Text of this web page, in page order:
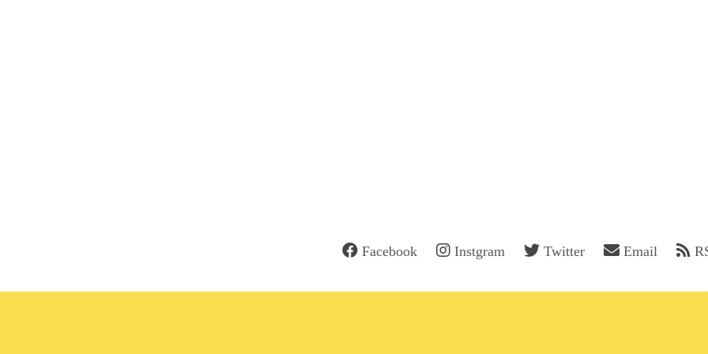
Facebook Instgram Twitter Email